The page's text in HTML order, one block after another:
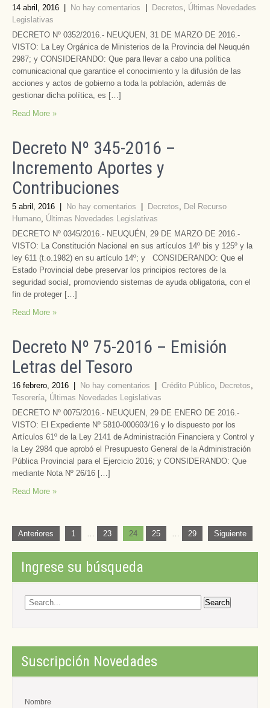
14 abril, 2016 No hay comentarios Decretos, Últimas Novedades
Legislativas
DECRETO Nº 0352/2016.- NEUQUEN, 31 DE MARZO DE 2016.-
VISTO: La Ley Orgánica de Ministerios de la Provincia del Neuquén
2987; y CONSIDERANDO: Que para llevar a cabo una política
comunicacional que garantice el conocimiento y la difusión de las
acciones y actos de gobierno a toda la población, además de
gestionar dicha política, es […]
Read More »
Decreto Nº 345-2016 –
Incremento Aportes y
Contribuciones
5 abril, 2016 No hay comentarios Decretos, Del Recurso
Humano, Últimas Novedades Legislativas
DECRETO Nº 0345/2016.- NEUQUÉN, 29 DE MARZO DE 2016.-
VISTO: La Constitución Nacional en sus artículos 14º bis y 125º y la
ley 611 (t.o.1982) en su artículo 14º; y CONSIDERANDO: Que el
Estado Provincial debe preservar los principios rectores de la
seguridad social, promoviendo sistemas de ayuda obligatoria, con el
fin de proteger […]
Read More »
Decreto Nº 75-2016 – Emisión
Letras del Tesoro
16 febrero, 2016 No hay comentarios Crédito Público, Decretos,
Tesorería, Últimas Novedades Legislativas
DECRETO Nº 0075/2016.- NEUQUEN, 29 DE ENERO DE 2016.-
VISTO: El Expediente Nº 5810-000603/16 y lo dispuesto por los
Artículos 61º de la Ley 2141 de Administración Financiera y Control y
la Ley 2984 que aprobó el Presupuesto General de la Administración
Pública Provincial para el Ejercicio 2016; y CONSIDERANDO: Que
mediante Nota Nº 26/16 […]
Read More »
Paginación
de
entradas
Anteriores 1 … 23 24 25 … 29 Siguiente
Ingrese su búsqueda
Suscripción Novedades
Nombre